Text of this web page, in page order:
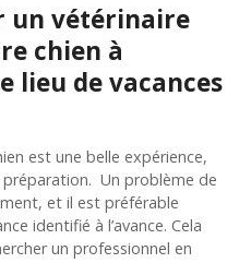
un vétérinaire
chien à
lieu de vacances
est une belle expérience,
Un problème de
et il est préférable
identifié à l’avance. Cela
un professionnel en